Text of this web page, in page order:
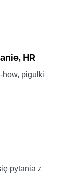
, HR
pigułki
pytania z